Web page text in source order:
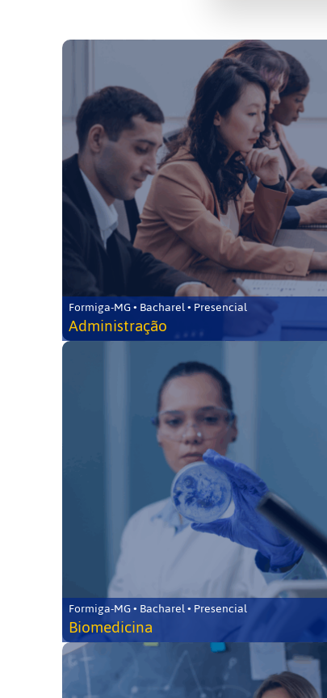
Formiga-MG • Bacharel • Presencial
Administração
Formiga-MG • Bacharel • Presencial
Biomedicina